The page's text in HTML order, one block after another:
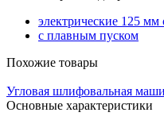
электрические 125 мм
с плавным пуском
Похожие товары
Угловая шлифовальная
Основные характеристики